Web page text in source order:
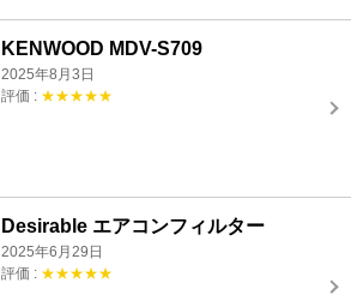
KENWOOD MDV-S709
2025年8月3日
評価 : ★★★★★
Desirable エアコンフィルター
2025年6月29日
評価 : ★★★★★